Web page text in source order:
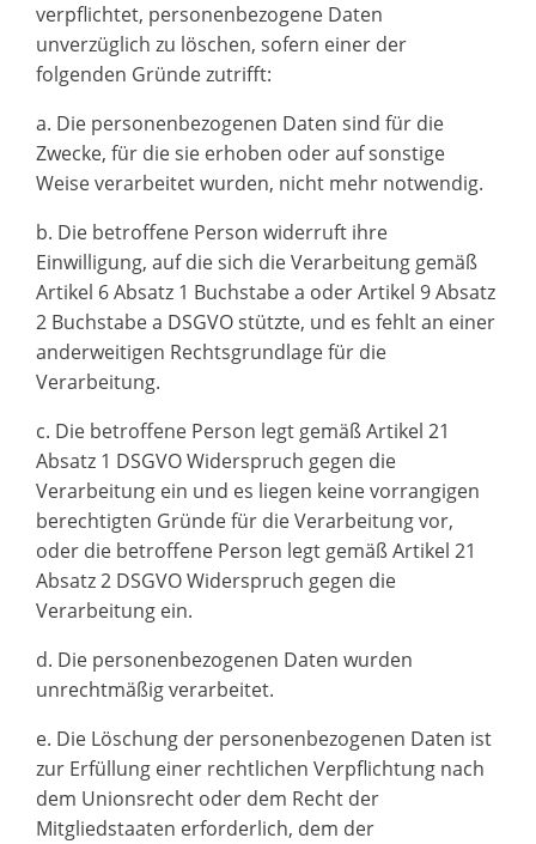
verpflichtet, personenbezogene Daten
unverzüglich zu löschen, sofern einer der
folgenden Gründe zutrifft:
a. Die personenbezogenen Daten sind für die
Zwecke, für die sie erhoben oder auf sonstige
Weise verarbeitet wurden, nicht mehr notwendig.
b. Die betroffene Person widerruft ihre
Einwilligung, auf die sich die Verarbeitung gemäß
Artikel 6 Absatz 1 Buchstabe a oder Artikel 9 Absatz
2 Buchstabe a DSGVO stützte, und es fehlt an einer
anderweitigen Rechtsgrundlage für die
Verarbeitung.
c. Die betroffene Person legt gemäß Artikel 21
Absatz 1 DSGVO Widerspruch gegen die
Verarbeitung ein und es liegen keine vorrangigen
berechtigten Gründe für die Verarbeitung vor,
oder die betroffene Person legt gemäß Artikel 21
Absatz 2 DSGVO Widerspruch gegen die
Verarbeitung ein.
d. Die personenbezogenen Daten wurden
unrechtmäßig verarbeitet.
e. Die Löschung der personenbezogenen Daten ist
zur Erfüllung einer rechtlichen Verpflichtung nach
dem Unionsrecht oder dem Recht der
Mitgliedstaaten erforderlich, dem der